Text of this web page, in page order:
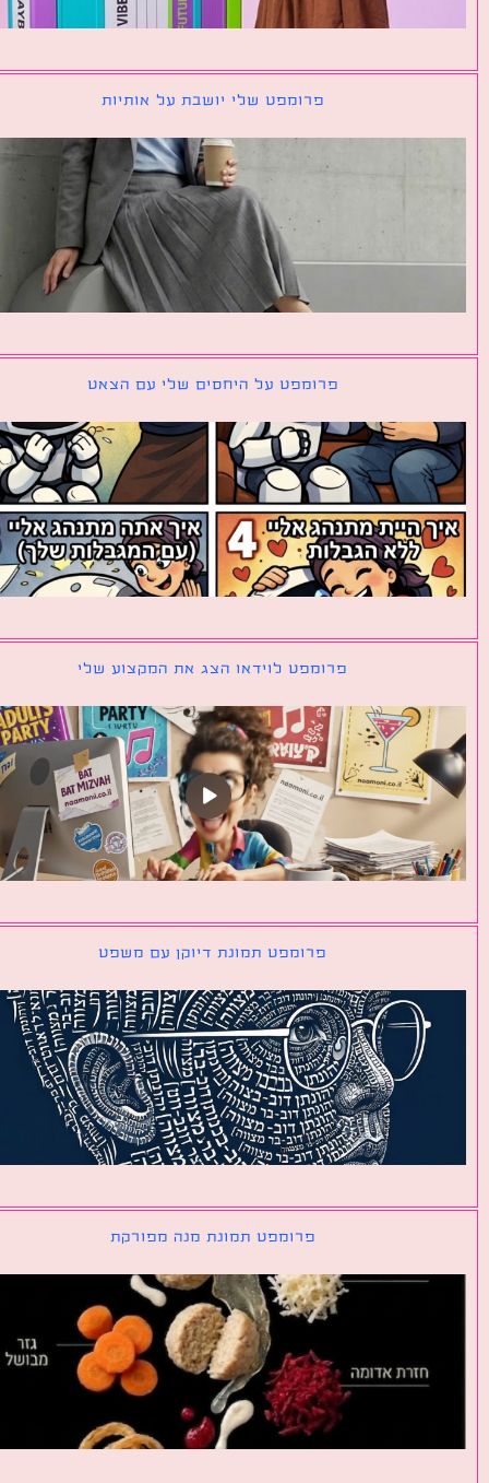
פרומפט שלי יושבת על אותיות
פרומפט על היחסים שלי עם הצאט
פרומפט לוידאו הצג את המקצוע שלי
פרומפט תמונת דיוקן עם משפט
פרומפט תמונת מנה מפורקת